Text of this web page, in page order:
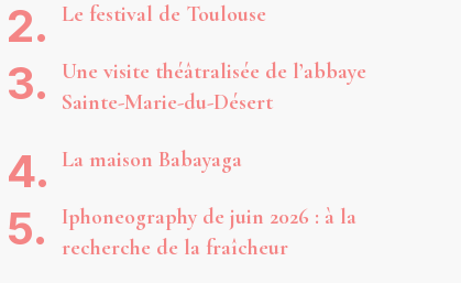
Le festival de Toulouse
Une visite théâtralisée de l’abbaye
Sainte-Marie-du-Désert
La maison Babayaga
Iphoneography de juin 2026 : à la
recherche de la fraîcheur